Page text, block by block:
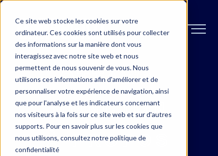
Ce site web stocke les cookies sur votre
ordinateur. Ces cookies sont utilisés pour collecter
des informations sur la manière dont vous
interagissez avec notre site web et nous
permettent de nous souvenir de vous. Nous
utilisons ces informations afin d'améliorer et de
personnaliser votre expérience de navigation, ainsi
que pour l'analyse et les indicateurs concernant
nos visiteurs à la fois sur ce site web et sur d'autres
supports. Pour en savoir plus sur les cookies que
nous utilisons, consultez notre politique de
confidentialité
OTTAWA
MONCTON
À PROPOS